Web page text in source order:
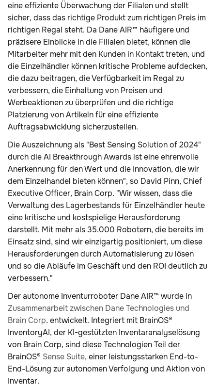
eine effiziente Überwachung der Filialen und stellt
sicher, dass das richtige Produkt zum richtigen Preis im
richtigen Regal steht. Da Dane AIR™ häufigere und
präzisere Einblicke in die Filialen bietet, können die
Mitarbeiter mehr mit den Kunden in Kontakt treten, und
die Einzelhändler können kritische Probleme aufdecken,
die dazu beitragen, die Verfügbarkeit im Regal zu
verbessern, die Einhaltung von Preisen und
Werbeaktionen zu überprüfen und die richtige
Platzierung von Artikeln für eine effiziente
Auftragsabwicklung sicherzustellen.
Die Auszeichnung als "Best Sensing Solution of 2024"
durch die AI Breakthrough Awards ist eine ehrenvolle
Anerkennung für den Wert und die Innovation, die wir
dem Einzelhandel bieten können", so David Pinn, Chief
Executive Officer, Brain Corp. "Wir wissen, dass die
Verwaltung des Lagerbestands für Einzelhändler heute
eine kritische und kostspielige Herausforderung
darstellt. Mit mehr als 35.000 Robotern, die bereits im
Einsatz sind, sind wir einzigartig positioniert, um diese
Herausforderungen durch Automatisierung zu lösen
und so die Abläufe im Geschäft und den ROI deutlich zu
verbessern."
Der autonome Inventurroboter Dane AIR™ wurde in
Zusammenarbeit zwischen Dane Technologies und
Brain Corp. entwickelt. Integriert mit BrainOS®
InventoryAI, der KI-gestützten Inventaranalyselösung
von Brain Corp, sind diese Technologien Teil der
BrainOS® Sense Suite, einer leistungsstarken End-to-
End-Lösung zur autonomen Verfolgung und Aktion von
Inventar.